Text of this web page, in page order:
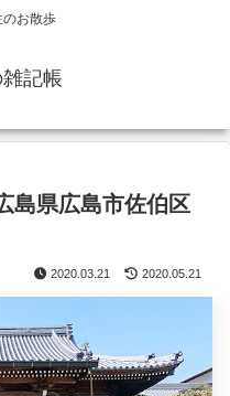
のお散歩
記帳
県広島市佐伯区
2020.03.21 2020.05.21